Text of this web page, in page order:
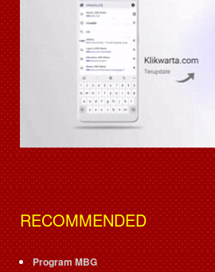
RECOMMENDED
Program MBG